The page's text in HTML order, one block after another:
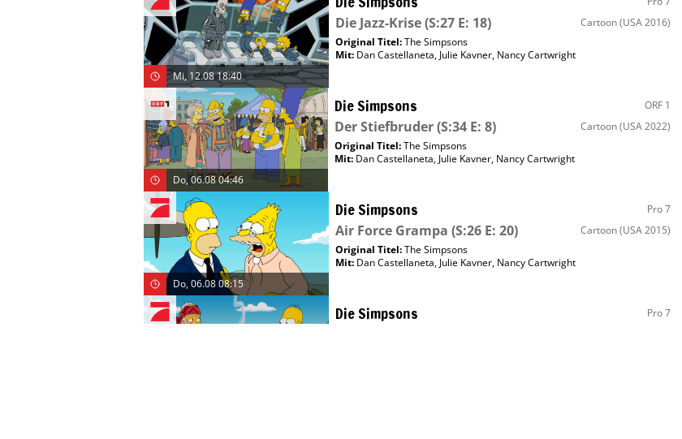
Mi, 12.08 18:40
Die Jazz-Krise(S:27 E: 18) Cartoon(USA 2016)
Original Titel:The Simpsons
Mit: Dan Castellaneta, Julie Kavner, Nancy Cartwright
Do, 06.08 04:46
Die Simpsons ORF 1
Der Stiefbruder(S:34 E: 8) Cartoon(USA 2022)
Original Titel:The Simpsons
Mit: Dan Castellaneta, Julie Kavner, Nancy Cartwright
Do, 06.08 08:15
Die Simpsons Pro 7
Air Force Grampa (S:26 E: 20) Cartoon(USA 2015)
Original Titel:The Simpsons
Mit: Dan Castellaneta, Julie Kavner, Nancy Cartwright
Die Simpsons Pro 7